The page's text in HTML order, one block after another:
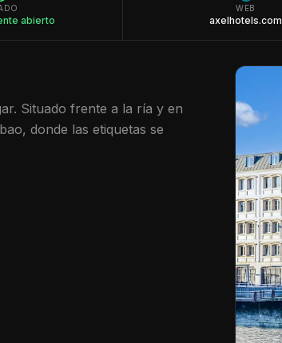
abierto
WEB
axelhotels.com
Situado frente a la ría y en
donde las etiquetas se